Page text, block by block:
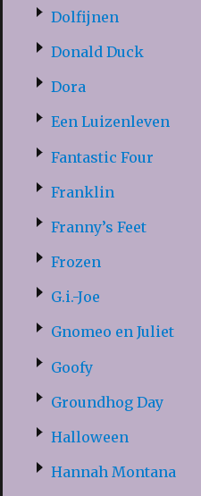
Dolfijnen
Donald Duck
Dora
Een Luizenleven
Fantastic Four
Franklin
Franny’s Feet
Frozen
G.i.-Joe
Gnomeo en Juliet
Goofy
Groundhog Day
Halloween
Hannah Montana